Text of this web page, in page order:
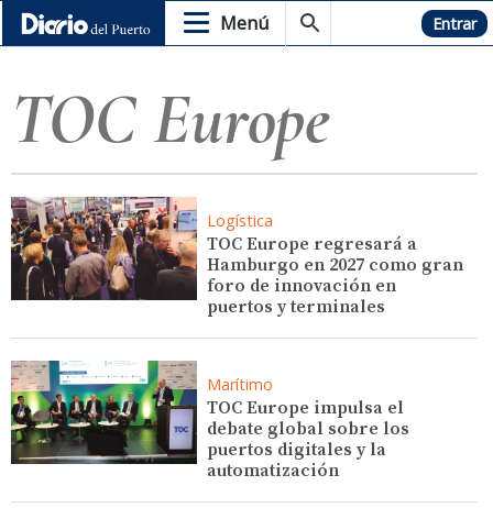
Menú Hemeroteca Entrar
TOC Europe
Logística
TOC Europe regresará a
Hamburgo en 2027 como gran
foro de innovación en
puertos y terminales
Marítimo
TOC Europe impulsa el
debate global sobre los
puertos digitales y la
automatización